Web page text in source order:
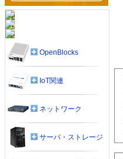
OpenBlocks
IoT関連
ネットワーク
サーバ・ストレージ